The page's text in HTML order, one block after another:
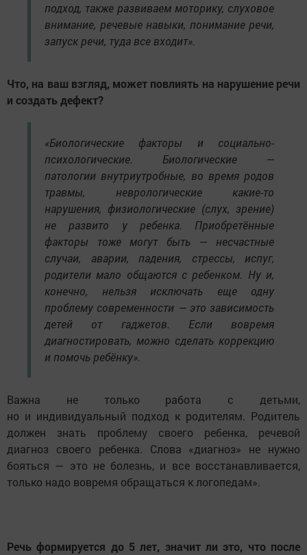
подход, также развиваем моторику, слуховое
внимание, речевые навыки, понимание речи,
запуск речи, туда все входит».
Что, на ваш взгляд, может повлиять на нарушение речи
и создать дефект?
«Биологические факторы и социально-
психологические. Биологические —
патологии внутриутробные, во время родов
травмы, неврологические какие-то
нарушения, физиологические (слух, зрение)
не развито у ребенка. Приобретённые
факторы тоже могут быть — несчастные
случаи, аварии, падения, стрессы, испуг,
родители мало общаются с ребенком. Ну и,
конечно, нельзя исключать еще одну
проблему современности — это зависимость
детей от гаджетов. Если вовремя
диагностировать, можно сделать коррекцию
и помочь ребёнку».
Важна не только работа с детьми,
но и индивидуальный подход к родителям. Родитель
должен знать проблему своего ребенка, речевой
диагноз своего ребенка. Слова «диагноз» не нужно
бояться — это не болезнь, и все восстанавливается,
только надо вовремя обращаться к логопедам».
Речь формируется до 5 лет, значит ли это, что после